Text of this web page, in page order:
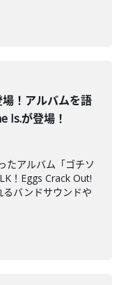
！アルバムを語
Is.が登場！
たアルバム「ゴチソ
！Eggs Crack Out!
バンドサウンドや